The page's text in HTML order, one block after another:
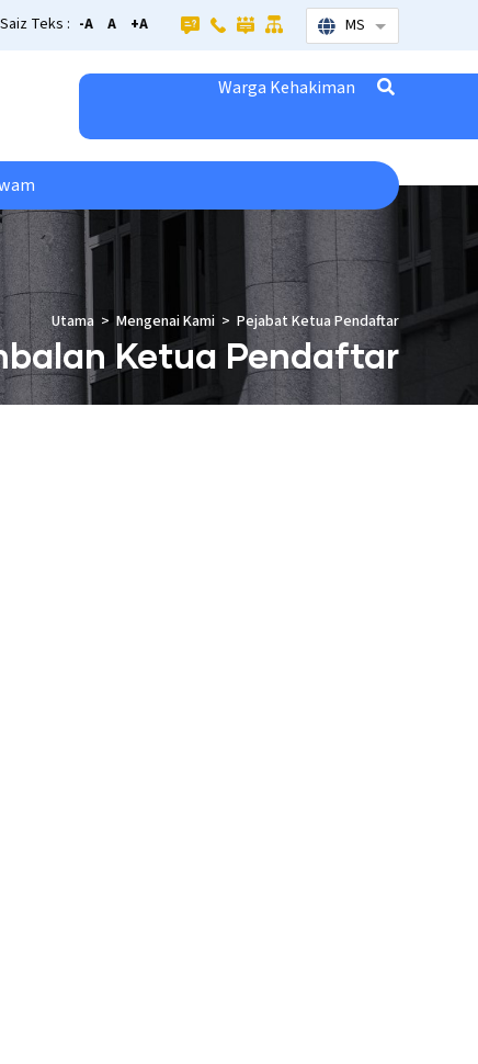
Saiz Teks : -A A +A MS List additional
Warga Kehakiman
Ketua Pendaftar
Utama Mengenai Kami Pejabat Ketua Pendaftar